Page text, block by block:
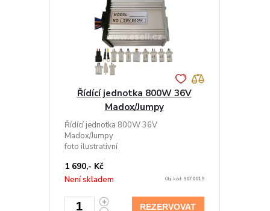
Řídící jednotka 800W 36V
Madox/Jumpy
Řídící jednotka 800W 36V
Madox/Jumpy
foto ilustrativní
1 690,- Kč
Není skladem Obj. kód: 9070019
REZERVOVAT